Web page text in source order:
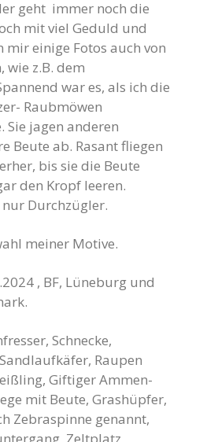
geht immer noch die
mit viel Geduld und
mir einige Fotos auch von
wie z.B. dem
war es, als ich die
Raubmöwen
Sie jagen anderen
Beute ab. Rasant fliegen
bis sie die Beute
den Kropf leeren.
Durchzügler.
meiner Motive.
, BF, Lüneburg und
Schnecke,
Raupen
Giftiger Ammen-
mit Beute, Grashüpfer,
Zebraspinne genannt,